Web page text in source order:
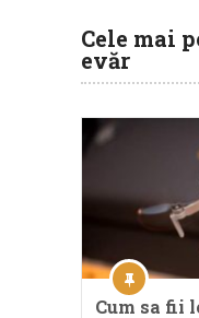
Cele mai
evăr
Cum sa fii